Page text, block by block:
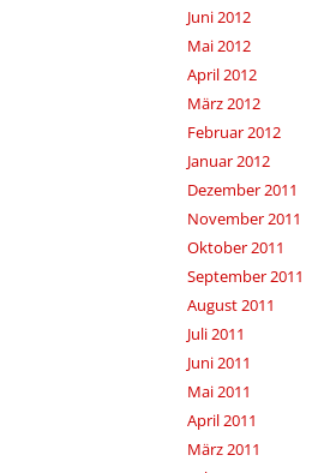
Juni 2012
Mai 2012
April 2012
März 2012
Februar 2012
Januar 2012
Dezember 2011
November 2011
Oktober 2011
September 2011
August 2011
Juli 2011
Juni 2011
Mai 2011
April 2011
März 2011